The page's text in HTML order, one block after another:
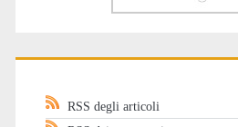
RSS degli articoli